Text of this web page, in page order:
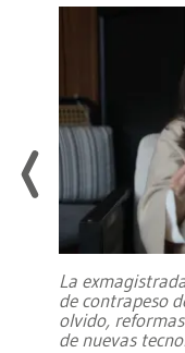
La
de contrapeso
olvido,
de nuevas